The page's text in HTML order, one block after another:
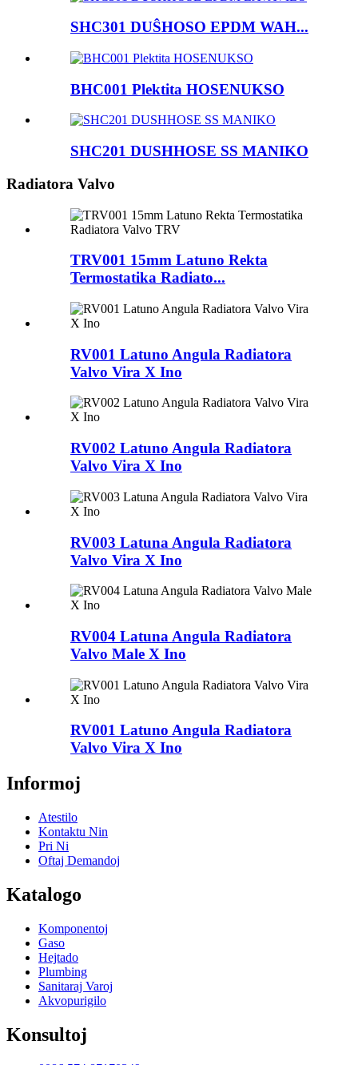
SHC301 DUŜHOSO EPDM WAH...
BHC001 Plektita HOSENUKSO
SHC201 DUSHHOSE SS MANIKO
Radiatora Valvo
TRV001 15mm Latuno Rekta
Termostatika Radiato...
RV001 Latuno Angula Radiatora
Valvo Vira X Ino
RV002 Latuno Angula Radiatora
Valvo Vira X Ino
RV003 Latuna Angula Radiatora
Valvo Vira X Ino
RV004 Latuna Angula Radiatora
Valvo Male X Ino
RV001 Latuno Angula Radiatora
Valvo Vira X Ino
Informoj
Atestilo
Kontaktu Nin
Pri Ni
Oftaj Demandoj
Katalogo
Komponentoj
Gaso
Hejtado
Plumbing
Sanitaraj Varoj
Akvopurigilo
Konsultoj